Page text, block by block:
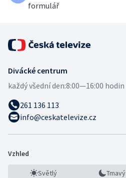
formulář
Divácké centrum
každý všední den:8:00—16:00 hodin
261 136 113
info@ceskatelevize.cz
Vzhled
Světlý Tmavý